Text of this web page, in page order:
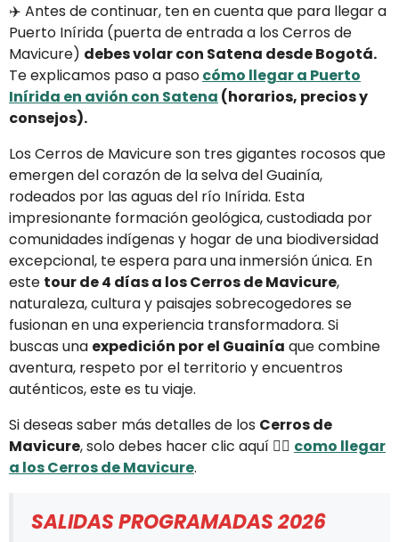
✈️ Antes de continuar, ten en cuenta que para llegar a
Puerto Inírida (puerta de entrada a los Cerros de
Mavicure) debes volar con Satena desde Bogotá.
Te explicamos paso a pasocómo llegar a Puerto
Inírida en avión con Satena (horarios, precios y
consejos).
Los Cerros de Mavicure son tres gigantes rocosos que
emergen del corazón de la selva del Guainía,
rodeados por las aguas del río Inírida. Esta
impresionante formación geológica, custodiada por
comunidades indígenas y hogar de una biodiversidad
excepcional, te espera para una inmersión única. En
este tour de 4 días a los Cerros de Mavicure,
naturaleza, cultura y paisajes sobrecogedores se
fusionan en una experiencia transformadora. Si
buscas una expedición por el Guainía que combine
aventura, respeto por el territorio y encuentros
auténticos, este es tu viaje.
Si deseas saber más detalles de los Cerros de
Mavicure, solo debes hacer clic aquí 👉🏼 como llegar
a los Cerros de Mavicure.
SALIDAS PROGRAMADAS 2026